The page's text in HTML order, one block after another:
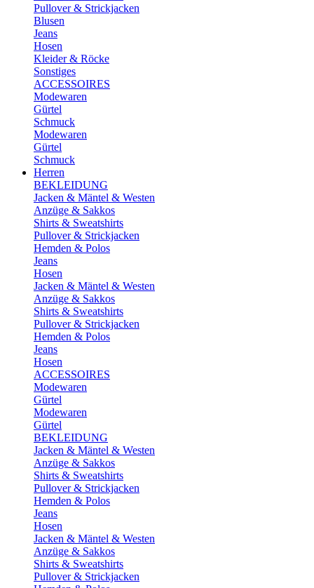
Pullover & Strickjacken
Blusen
Jeans
Hosen
Kleider & Röcke
Sonstiges
ACCESSOIRES
Modewaren
Gürtel
Schmuck
Modewaren
Gürtel
Schmuck
Herren
BEKLEIDUNG
Jacken & Mäntel & Westen
Anzüge & Sakkos
Shirts & Sweatshirts
Pullover & Strickjacken
Hemden & Polos
Jeans
Hosen
Jacken & Mäntel & Westen
Anzüge & Sakkos
Shirts & Sweatshirts
Pullover & Strickjacken
Hemden & Polos
Jeans
Hosen
ACCESSOIRES
Modewaren
Gürtel
Modewaren
Gürtel
BEKLEIDUNG
Jacken & Mäntel & Westen
Anzüge & Sakkos
Shirts & Sweatshirts
Pullover & Strickjacken
Hemden & Polos
Jeans
Hosen
Jacken & Mäntel & Westen
Anzüge & Sakkos
Shirts & Sweatshirts
Pullover & Strickjacken